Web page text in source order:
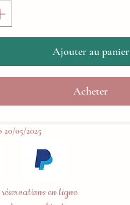
Ajouter au panier
Acheter
05/2025
en ligne